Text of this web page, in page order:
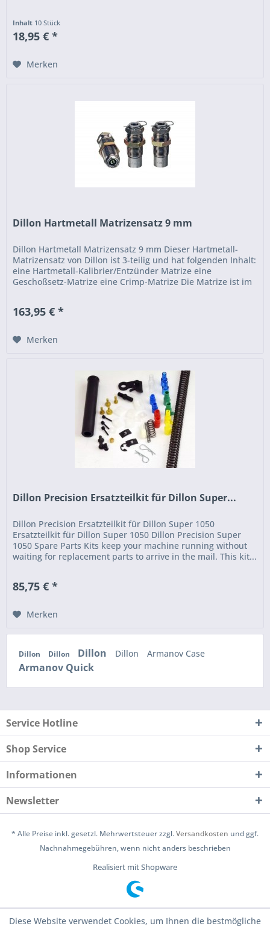
Inhalt 10 Stück
18,95 € *
Merken
Dillon Hartmetall Matrizensatz 9 mm
Dillon Hartmetall Matrizensatz 9 mm Dieser Hartmetall-
Matrizensatz von Dillon ist 3-teilig und hat folgenden Inhalt:
eine Hartmetall-Kalibrier/Entzünder Matrize eine
Geschoßsetz-Matrize eine Crimp-Matrize Die Matrize ist im
163,95 € *
Merken
Dillon Precision Ersatzteilkit für Dillon Super...
Dillon Precision Ersatzteilkit für Dillon Super 1050
Ersatzteilkit für Dillon Super 1050 Dillon Precision Super
1050 Spare Parts Kits keep your machine running without
waiting for replacement parts to arrive in the mail. This kit...
85,75 € *
Merken
Dillon Dillon Dillon Dillon Armanov Case
Armanov Quick
Service Hotline
Shop Service
Informationen
Newsletter
* Alle Preise inkl. gesetzl. Mehrwertsteuer zzgl.Versandkosten und ggf.
Nachnahmegebühren, wenn nicht anders beschrieben
Realisiert mit Shopware
Diese Website verwendet Cookies, um Ihnen die bestmögliche